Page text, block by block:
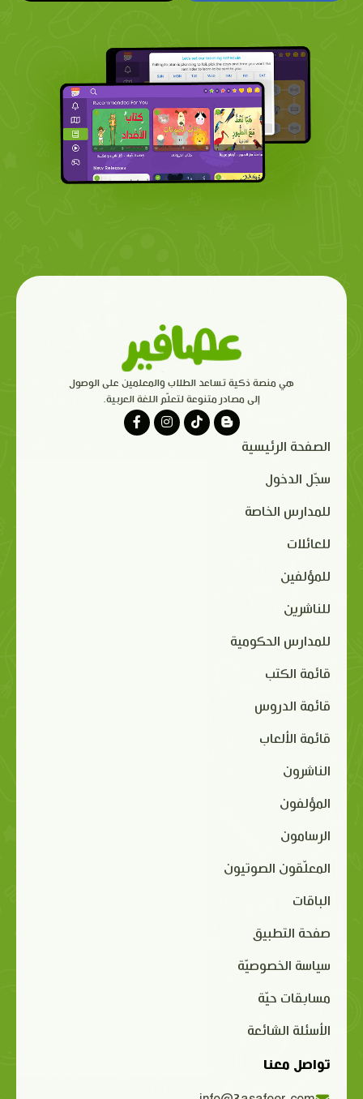
هي منصة ذكية تساعد الطلاب والمعلمين على الوصول
إلى مصادر متنوعة لتعلّم اللغة العربية.
الصفحة الرئيسية
سجّل الدخول
للمدارس الخاصة
للعائلات
للمؤلفين
للناشرين
للمدارس الحكومية
قائمة الكتب
قائمة الدروس
قائمة الألعاب
الناشرون
المؤلفون
الرسامون
المعلّقون الصوتيون
الباقات
صفحة التطبيق
سياسة الخصوصيّة
مسابقات حيّة
الأسئلة الشائعة
تواصل معنا